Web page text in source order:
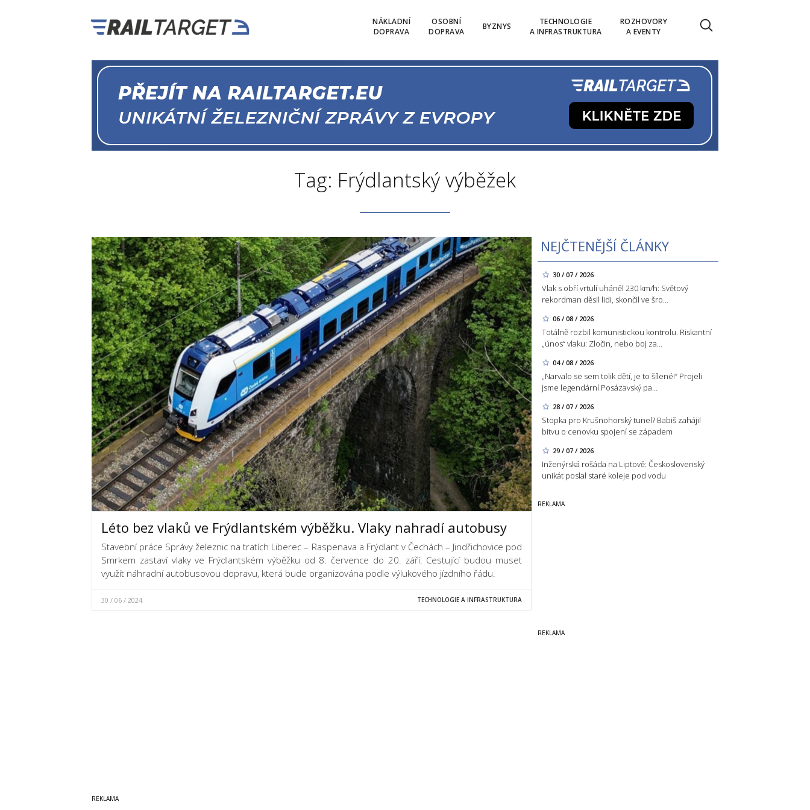
NÁKLADNÍ
DOPRAVA
OSOBNÍ
DOPRAVA
BYZNYS
TECHNOLOGIE
A INFRASTRUKTURA
ROZHOVORY
A EVENTY
Tag: Frýdlantský výběžek
NEJČTENĚJŠÍ ČLÁNKY
30 / 07 / 2026
Vlak s obří vrtulí uháněl 230 km/h: Světový
rekordman děsil lidi, skončil ve šro…
06 / 08 / 2026
Totálně rozbil komunistickou kontrolu. Riskantní
„únos“ vlaku: Zločin, nebo boj za…
04 / 08 / 2026
„Narvalo se sem tolik dětí, je to šílené!“ Projeli
jsme legendární Posázavský pa…
28 / 07 / 2026
Stopka pro Krušnohorský tunel? Babiš zahájil
bitvu o cenovku spojení se západem
29 / 07 / 2026
Inženýrská rošáda na Liptově: Československý
unikát poslal staré koleje pod vodu
Léto bez vlaků ve Frýdlantském výběžku. Vlaky nahradí autobusy
Stavební práce Správy železnic na tratích Liberec – Raspenava a Frýdlant v Čechách – Jindřichovice pod
Smrkem zastaví vlaky ve Frýdlantském výběžku od 8. července do 20. září. Cestující budou muset
využít náhradní autobusovou dopravu, která bude organizována podle výlukového jízdního řádu.
30 / 06 / 2024 TECHNOLOGIE A INFRASTRUKTURA